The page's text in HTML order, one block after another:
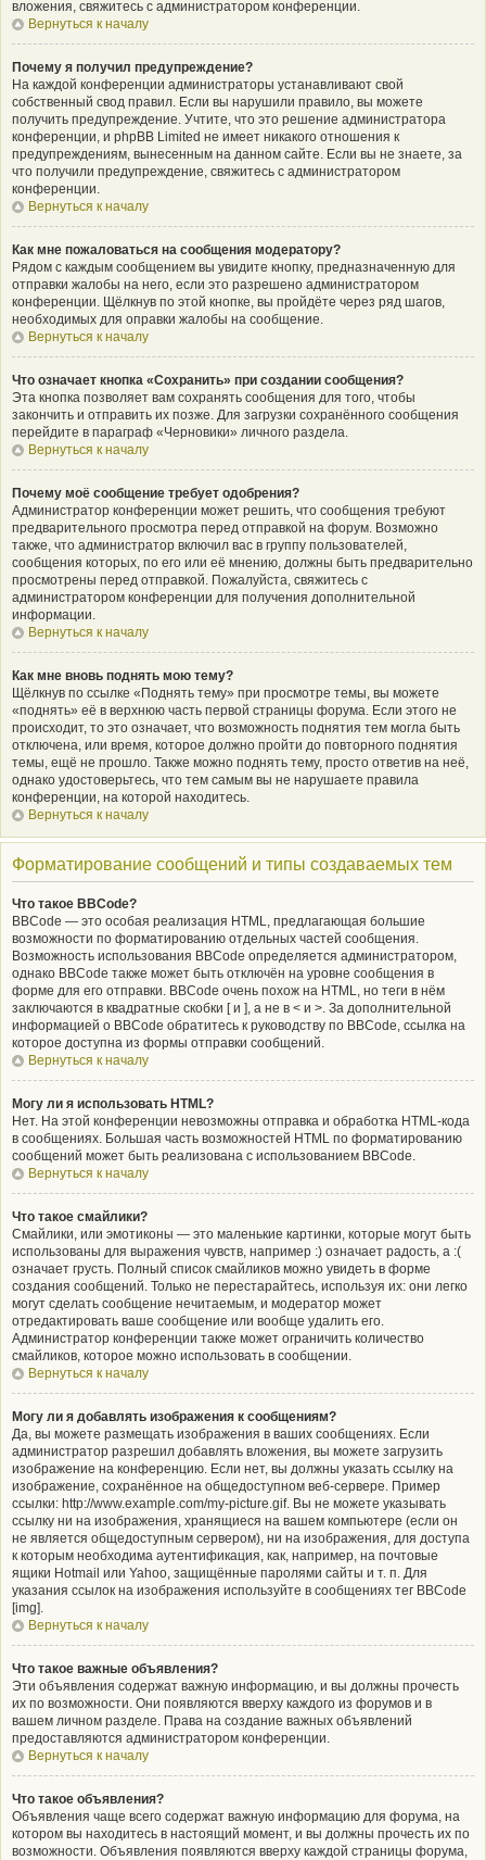
вложения, свяжитесь с администратором конференции.
Вернуться к началу
Почему я получил предупреждение?
На каждой конференции администраторы устанавливают свой
собственный свод правил. Если вы нарушили правило, вы можете
получить предупреждение. Учтите, что это решение администратора
конференции, и phpBB Limited не имеет никакого отношения к
предупреждениям, вынесенным на данном сайте. Если вы не знаете, за
что получили предупреждение, свяжитесь с администратором
конференции.
Вернуться к началу
Как мне пожаловаться на сообщения модератору?
Рядом с каждым сообщением вы увидите кнопку, предназначенную для
отправки жалобы на него, если это разрешено администратором
конференции. Щёлкнув по этой кнопке, вы пройдёте через ряд шагов,
необходимых для оправки жалобы на сообщение.
Вернуться к началу
Что означает кнопка «Сохранить» при создании сообщения?
Эта кнопка позволяет вам сохранять сообщения для того, чтобы
закончить и отправить их позже. Для загрузки сохранённого сообщения
перейдите в параграф «Черновики» личного раздела.
Вернуться к началу
Почему моё сообщение требует одобрения?
Администратор конференции может решить, что сообщения требуют
предварительного просмотра перед отправкой на форум. Возможно
также, что администратор включил вас в группу пользователей,
сообщения которых, по его или её мнению, должны быть предварительно
просмотрены перед отправкой. Пожалуйста, свяжитесь с
администратором конференции для получения дополнительной
информации.
Вернуться к началу
Как мне вновь поднять мою тему?
Щёлкнув по ссылке «Поднять тему» при просмотре темы, вы можете
«поднять» её в верхнюю часть первой страницы форума. Если этого не
происходит, то это означает, что возможность поднятия тем могла быть
отключена, или время, которое должно пройти до повторного поднятия
темы, ещё не прошло. Также можно поднять тему, просто ответив на неё,
однако удостоверьтесь, что тем самым вы не нарушаете правила
конференции, на которой находитесь.
Вернуться к началу
Форматирование сообщений и типы создаваемых тем
Что такое BBCode?
BBCode — это особая реализация HTML, предлагающая большие
возможности по форматированию отдельных частей сообщения.
Возможность использования BBCode определяется администратором,
однако BBCode также может быть отключён на уровне сообщения в
форме для его отправки. BBCode очень похож на HTML, но теги в нём
заключаются в квадратные скобки [ и ], а не в < и >. За дополнительной
информацией о BBCode обратитесь к руководству по BBCode, ссылка на
которое доступна из формы отправки сообщений.
Вернуться к началу
Могу ли я использовать HTML?
Нет. На этой конференции невозможны отправка и обработка HTML-кода
в сообщениях. Большая часть возможностей HTML по форматированию
сообщений может быть реализована с использованием BBCode.
Вернуться к началу
Что такое смайлики?
Смайлики, или эмотиконы — это маленькие картинки, которые могут быть
использованы для выражения чувств, например :) означает радость, а :(
означает грусть. Полный список смайликов можно увидеть в форме
создания сообщений. Только не перестарайтесь, используя их: они легко
могут сделать сообщение нечитаемым, и модератор может
отредактировать ваше сообщение или вообще удалить его.
Администратор конференции также может ограничить количество
смайликов, которое можно использовать в сообщении.
Вернуться к началу
Могу ли я добавлять изображения к сообщениям?
Да, вы можете размещать изображения в ваших сообщениях. Если
администратор разрешил добавлять вложения, вы можете загрузить
изображение на конференцию. Если нет, вы должны указать ссылку на
изображение, сохранённое на общедоступном веб-сервере. Пример
ссылки: http://www.example.com/my-picture.gif. Вы не можете указывать
ссылку ни на изображения, хранящиеся на вашем компьютере (если он
не является общедоступным сервером), ни на изображения, для доступа
к которым необходима аутентификация, как, например, на почтовые
ящики Hotmail или Yahoo, защищённые паролями сайты и т. п. Для
указания ссылок на изображения используйте в сообщениях тег BBCode
[img].
Вернуться к началу
Что такое важные объявления?
Эти объявления содержат важную информацию, и вы должны прочесть
их по возможности. Они появляются вверху каждого из форумов и в
вашем личном разделе. Права на создание важных объявлений
предоставляются администратором конференции.
Вернуться к началу
Что такое объявления?
Объявления чаще всего содержат важную информацию для форума, на
котором вы находитесь в настоящий момент, и вы должны прочесть их по
возможности. Объявления появляются вверху каждой страницы форума,